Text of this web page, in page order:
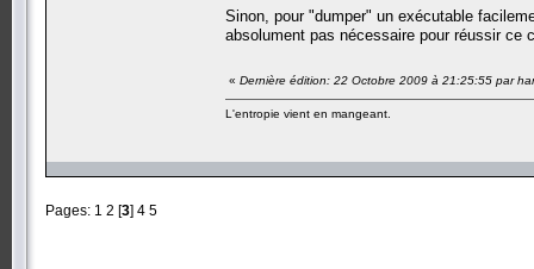
Sinon, pour "dumper" un exécutable
absolument pas nécessaire pour réussir ce
« Dernière édition: 22 Octobre 2009 à 21:25:55 par
L'entropie vient en mangeant.
Pages: 1 2 [3] 4 5